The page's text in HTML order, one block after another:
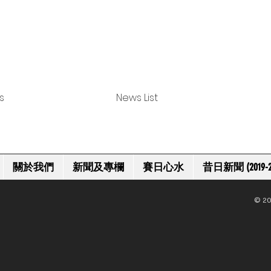
News List
關於我們 新聞及專欄 賽日心水 昔日新聞 (2019-
©